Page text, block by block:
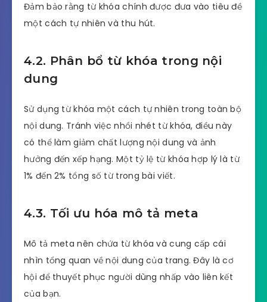
Đảm bảo rằng từ khóa chính được đưa vào tiêu đề
một cách tự nhiên và thu hút.
4.2. Phân bổ từ khóa trong nội
dung
Sử dụng từ khóa một cách tự nhiên trong toàn bộ
nội dung. Tránh việc nhồi nhét từ khóa, điều này
có thể làm giảm chất lượng nội dung và ảnh
hưởng đến xếp hạng. Một tỷ lệ từ khóa hợp lý là từ
1% đến 2% tổng số từ trong bài viết.
4.3. Tối ưu hóa mô tả meta
Mô tả meta nên chứa từ khóa và cung cấp cái
nhìn tổng quan về nội dung của trang. Đây là cơ
hội để thuyết phục người dùng nhấp vào liên kết
của bạn.